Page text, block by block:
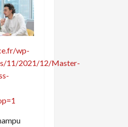
wp-
11/2021/12/Master-